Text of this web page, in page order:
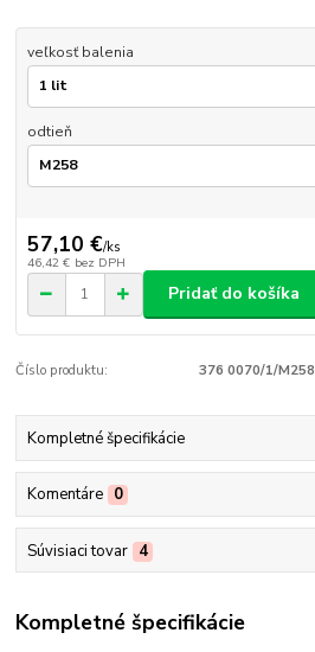
veľkosť balenia
odtieň
57,10 €/ks
46,42 € bez DPH
Pridať do košíka
Číslo produktu: 376 0070/1/M258
Kompletné špecifikácie
Komentáre 0
Súvisiaci tovar 4
Kompletné špecifikácie